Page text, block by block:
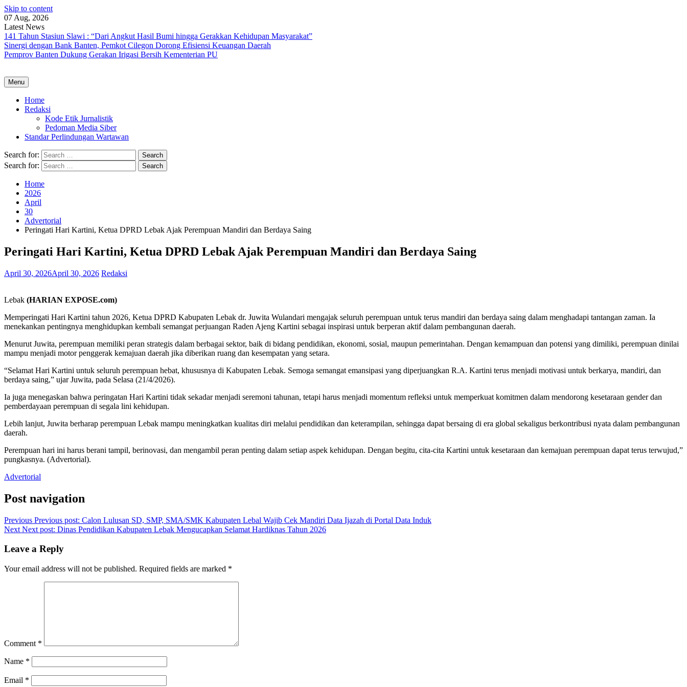
Skip to content
07 Aug, 2026
Latest News
141 Tahun Stasiun Slawi : “Dari Angkut Hasil Bumi hingga Gerakkan Kehidupan Masyarakat”
Sinergi dengan Bank Banten, Pemkot Cilegon Dorong Efisiensi Keuangan Daerah
Pemprov Banten Dukung Gerakan Irigasi Bersih Kementerian PU
Menu
Home
Redaksi
Kode Etik Jurnalistik
Pedoman Media Siber
Standar Perlindungan Wartawan
Search for:
Search for:
Home
2026
April
30
Advertorial
Peringati Hari Kartini, Ketua DPRD Lebak Ajak Perempuan Mandiri dan Berdaya Saing
Peringati Hari Kartini, Ketua DPRD Lebak Ajak Perempuan Mandiri dan Berdaya Saing
April 30, 2026April 30, 2026 Redaksi
Lebak (HARIAN EXPOSE.com)
Memperingati Hari Kartini tahun 2026, Ketua DPRD Kabupaten Lebak dr. Juwita Wulandari mengajak seluruh perempuan untuk terus mandiri dan berdaya saing dalam menghadapi tantangan zaman. Ia
menekankan pentingnya menghidupkan kembali semangat perjuangan Raden Ajeng Kartini sebagai inspirasi untuk berperan aktif dalam pembangunan daerah.
Menurut Juwita, perempuan memiliki peran strategis dalam berbagai sektor, baik di bidang pendidikan, ekonomi, sosial, maupun pemerintahan. Dengan kemampuan dan potensi yang dimiliki, perempuan dinilai
mampu menjadi motor penggerak kemajuan daerah jika diberikan ruang dan kesempatan yang setara.
“Selamat Hari Kartini untuk seluruh perempuan hebat, khususnya di Kabupaten Lebak. Semoga semangat emansipasi yang diperjuangkan R.A. Kartini terus menjadi motivasi untuk berkarya, mandiri, dan
berdaya saing,” ujar Juwita, pada Selasa (21/4/2026).
Ia juga menegaskan bahwa peringatan Hari Kartini tidak sekadar menjadi seremoni tahunan, tetapi harus menjadi momentum refleksi untuk memperkuat komitmen dalam mendorong kesetaraan gender dan
pemberdayaan perempuan di segala lini kehidupan.
Lebih lanjut, Juwita berharap perempuan Lebak mampu meningkatkan kualitas diri melalui pendidikan dan keterampilan, sehingga dapat bersaing di era global sekaligus berkontribusi nyata dalam pembangunan
daerah.
Perempuan hari ini harus berani tampil, berinovasi, dan mengambil peran penting dalam setiap aspek kehidupan. Dengan begitu, cita-cita Kartini untuk kesetaraan dan kemajuan perempuan dapat terus terwujud,”
pungkasnya. (Advertorial).
Advertorial
Post navigation
Previous Previous post: Calon Lulusan SD, SMP, SMA/SMK Kabupaten Lebal Wajib Cek Mandiri Data Ijazah di Portal Data Induk
Next Next post: Dinas Pendidikan Kabupaten Lebak Mengucapkan Selamat Hardiknas Tahun 2026
Leave a Reply
Your email address will not be published. Required fields are marked *
Comment *
Name *
Email *